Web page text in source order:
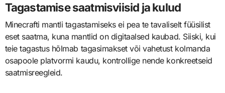
Tagastamise saatmisviisid ja kulud
Minecrafti mantli tagastamiseks ei pea te tavaliselt füüsilist
eset saatma, kuna mantlid on digitaalsed kaubad. Siiski, kui
teie tagastus hõlmab tagasimakset või vahetust kolmanda
osapoole platvormi kaudu, kontrollige nende konkreetseid
saatmisreegleid.